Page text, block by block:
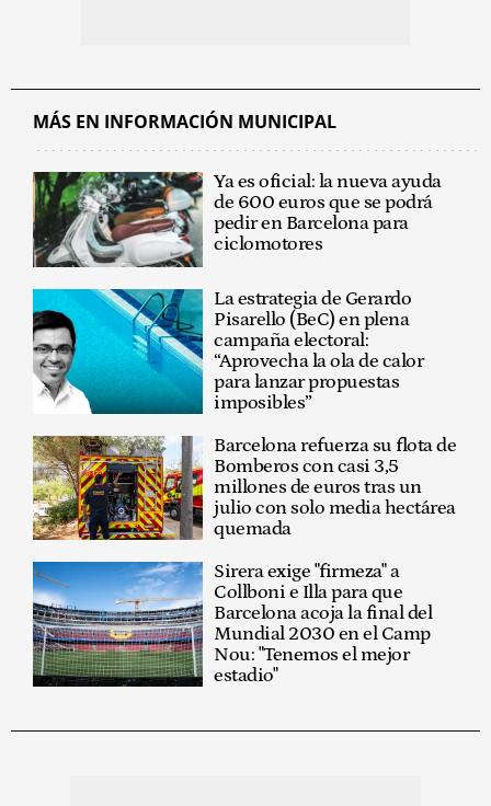
MÁS EN INFORMACIÓN MUNICIPAL
Ya es oficial: la nueva ayuda
de 600 euros que se podrá
pedir en Barcelona para
ciclomotores
La estrategia de Gerardo
Pisarello (BeC) en plena
campaña electoral:
“Aprovecha la ola de calor
para lanzar propuestas
imposibles”
Barcelona refuerza su flota de
Bomberos con casi 3,5
millones de euros tras un
julio con solo media hectárea
quemada
Sirera exige "firmeza" a
Collboni e Illa para que
Barcelona acoja la final del
Mundial 2030 en el Camp
Nou: "Tenemos el mejor
estadio"